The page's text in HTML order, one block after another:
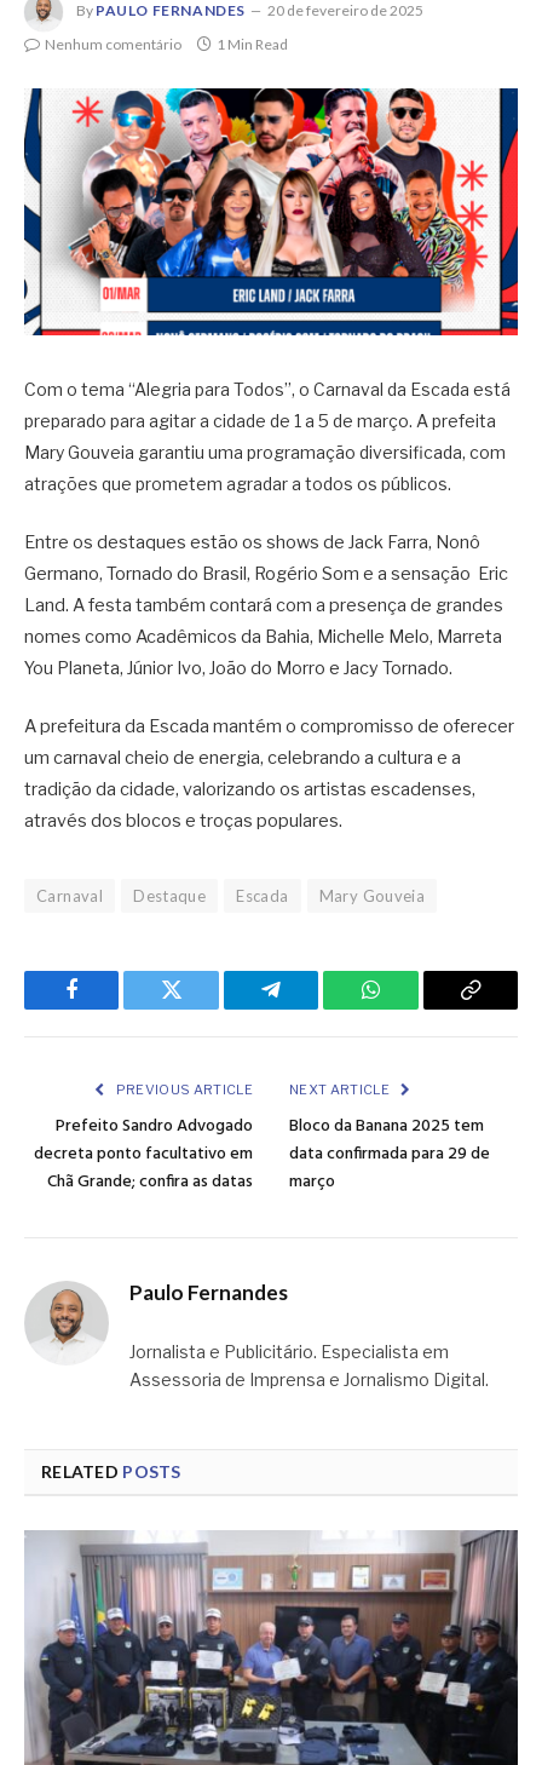
By PAULO FERNANDES
20 de fevereiro de 2025
Nenhum comentário
1 Min Read
Com o tema “Alegria para Todos”, o Carnaval da Escada está
preparado para agitar a cidade de 1 a 5 de março. A prefeita
Mary Gouveia garantiu uma programação diversificada, com
atrações que prometem agradar a todos os públicos.
Entre os destaques estão os shows de Jack Farra, Nonô
Germano, Tornado do Brasil, Rogério Som e a sensação Eric
Land. A festa também contará com a presença de grandes
nomes como Acadêmicos da Bahia, Michelle Melo, Marreta
You Planeta, Júnior Ivo, João do Morro e Jacy Tornado.
A prefeitura da Escada mantém o compromisso de oferecer
um carnaval cheio de energia, celebrando a cultura e a
tradição da cidade, valorizando os artistas escadenses,
através dos blocos e troças populares.
Carnaval Destaque Escada Mary Gouveia
Facebook Twitter Telegram WhatsApp Copy
PREVIOUS ARTICLE
Prefeito Sandro Advogado
decreta ponto facultativo em
Chã Grande; confira as datas
NEXT ARTICLE
Bloco da Banana 2025 tem
data confirmada para 29 de
março
Paulo Fernandes
Jornalista e Publicitário. Especialista em
Assessoria de Imprensa e Jornalismo Digital.
RELATED POSTS